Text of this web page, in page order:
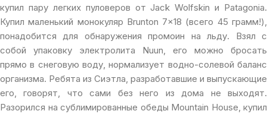
купил пару легких пуловеров от Jack Wolfskin и Patagonia.
Купил маленький монокуляр Brunton 7×18 (всего 45 грамм!),
понадобится для обнаружения промоин на льду. Взял с
собой упаковку электролита Nuun, его можно бросать
прямо в снеговую воду, нормализует водно-солевой баланс
организма. Ребята из Сиэтла, разработавшие и выпускающие
его, говорят, что сами без него из дома не выходят.
Разорился на сублимированные обеды Mountain House, купил